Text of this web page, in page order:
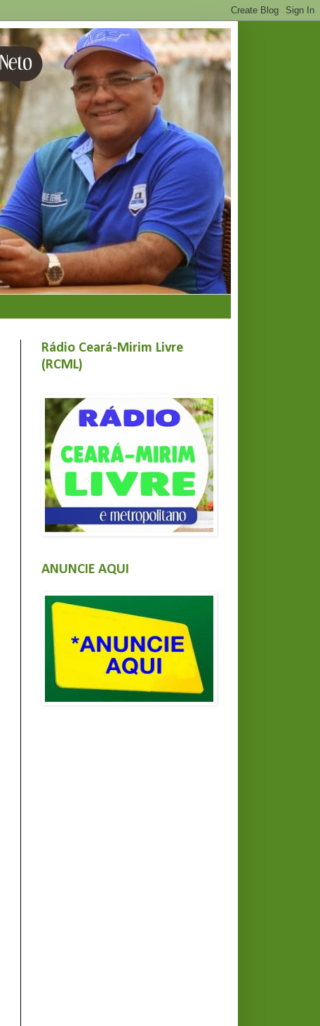
Rádio Ceará-Mirim Livre
(RCML)
ANUNCIE AQUI